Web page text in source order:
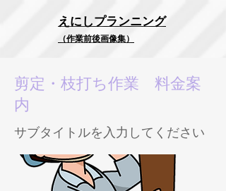
​えにしプランニング
（作業前後画像集）
剪定・枝打ち作業 料金案
内
サブタイトルを入力してください